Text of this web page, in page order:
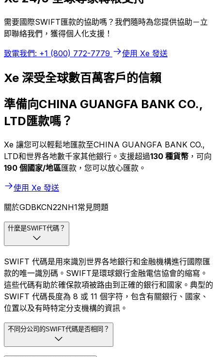
需要國際SWIFT匯款的協助嗎？我們隨時為您提供協助－立
即聯絡我們，獲得個人化支援！
致電我們: +1 (800) 772-7779 使用 Xe 發送
Xe 深受全球數百萬客戶的信賴
準備向CHINA GUANGFA BANK CO.,
LTD匯款嗎？
Xe 讓您可以輕鬆地匯款至CHINA GUANGFA BANK CO.,
LTD和世界各地數千家其他銀行。支援超過130 種貨幣 ，可向
190 個國家/地區匯款，您可以放心匯款。
使用 Xe 發送
關於GDBKCN22NH1常見問題
什麼是SWIFT代碼？
SWIFT 代碼是用來識別世界各地銀行和金融機構進行國際匯
款的唯一識別碼。SWIFT是環球銀行金融電信協會的縮寫。
這些代碼有助於確保款項被路由到正確的銀行和國家。典型的
SWIFT 代碼長度為 8 或 11 個字符，包含有關銀行、國家、
位置以及有時特定分支機構的資訊。
不同分公司的SWIFT代碼是否相同？